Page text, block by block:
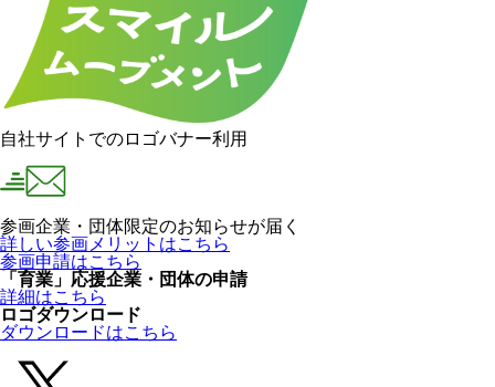
自社サイトでのロゴバナー利用
参画企業・団体限定のお知らせが届く
詳しい参画メリットはこちら
参画申請はこちら
「育業」応援企業・団体の申請
詳細はこちら
ロゴダウンロード
ダウンロードはこちら